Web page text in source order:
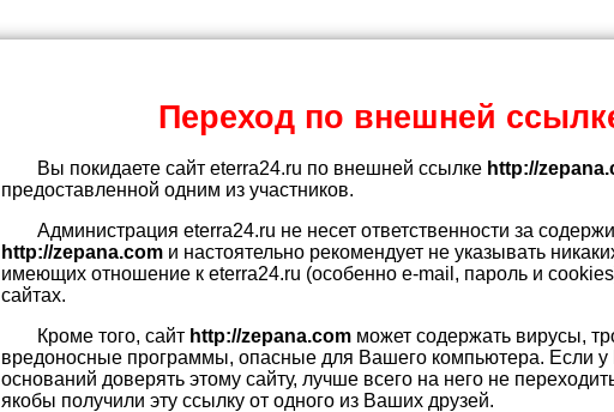
Переход по внешней
Вы покидаете сайт eterra24.ru по внешней ссылке http://
предоставленной одним из участников.
Администрация eterra24.ru не несет ответственности за
http://zepana.com и настоятельно рекомендует не указывать
имеющих отношение к eterra24.ru (особенно e-mail, пароль и
сайтах.
Кроме того, сайт http://zepana.com может содержать вирусы,
вредоносные программы, опасные для Вашего компьютера. Если у
оснований доверять этому сайту, лучше всего на него не
якобы получили эту ссылку от одного из Ваших друзей.